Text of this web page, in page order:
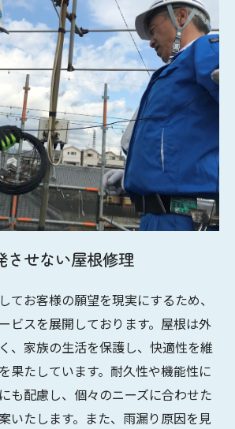
させない屋根修理
てお客様の願望を現実にするため、
ビスを展開しております。屋根は外
、家族の生活を保護し、快適性を維
果たしています。耐久性や機能性に
も配慮し、個々のニーズに合わせた
いたします。また、雨漏り原因を見